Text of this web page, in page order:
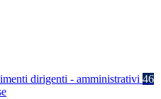
dirigenti - amministrativi 46